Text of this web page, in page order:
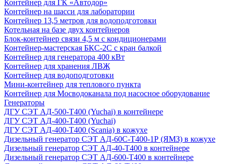
Контейнер для ГК «Автодор»
Контейнер на шасси для лаборатории
Контейнер 13,5 метров для водоподготовки
Котельная на базе двух контейнеров
Блок-контейнер связи 4,5 м с кондиционерами
Контейнер-мастерская БКС-2С с кран балкой
Контейнер для генератора 400 кВт
Контейнер для хранения ЛВЖ
Контейнер для водоподготовки
Мини-контейнер для теплового пункта
Контейнер для Мосводоканала под насосное оборудование
Генераторы
ДГУ СЭТ АД-500-Т400 (Yuchai) в контейнере
ДГУ СЭТ АД-400-Т400 (Yuchai)
ДГУ СЭТ АД-400-Т400 (Scania) в кожухе
Дизельный генератор СЭТ АД-60С-Т400-1Р (ЯМЗ) в кожухе
Дизельный генератор СЭТ АД-40-Т400 в контейнере
Дизельный генератор СЭТ АД-600-Т400 в контейнере